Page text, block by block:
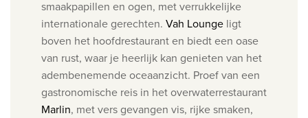
smaakpapillen en ogen, met verrukkelijke
internationale gerechten. Vah Lounge ligt
boven het hoofdrestaurant en biedt een oase
van rust, waar je heerlijk kan genieten van het
adembenemende oceaanzicht. Proef van een
gastronomische reis in het overwaterrestaurant
Marlin, met vers gevangen vis, rijke smaken,